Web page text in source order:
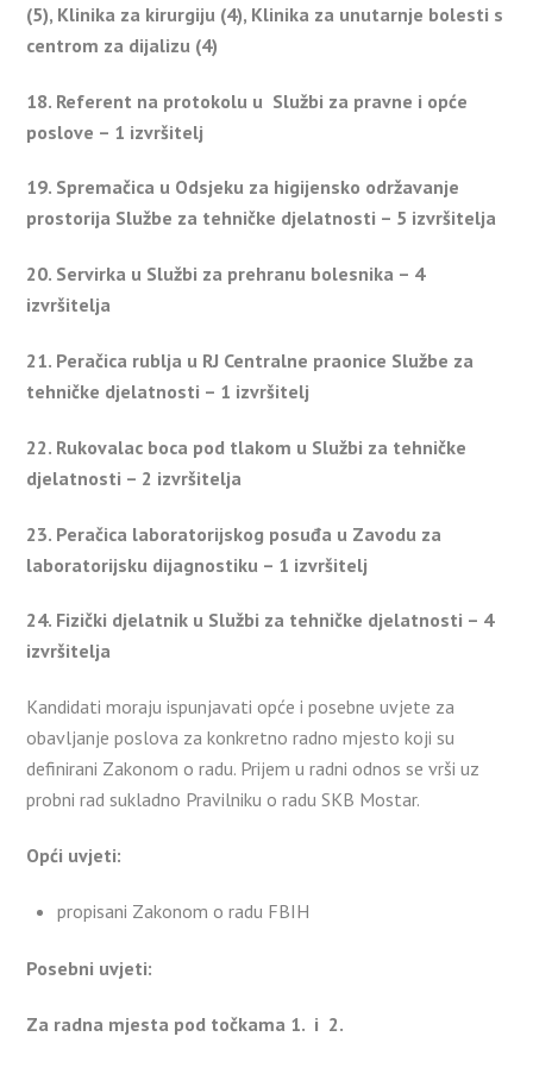
(5), Klinika za kirurgiju (4), Klinika za unutarnje bolesti s
centrom za dijalizu (4)
18. Referent na protokolu u Službi za pravne i opće
poslove – 1 izvršitelj
19. Spremačica u Odsjeku za higijensko održavanje
prostorija Službe za tehničke djelatnosti – 5 izvršitelja
20. Servirka u Službi za prehranu bolesnika – 4
izvršitelja
21. Peračica rublja u RJ Centralne praonice Službe za
tehničke djelatnosti – 1 izvršitelj
22. Rukovalac boca pod tlakom u Službi za tehničke
djelatnosti – 2 izvršitelja
23. Peračica laboratorijskog posuđa u Zavodu za
laboratorijsku dijagnostiku – 1 izvršitelj
24. Fizički djelatnik u Službi za tehničke djelatnosti – 4
izvršitelja
Kandidati moraju ispunjavati opće i posebne uvjete za
obavljanje poslova za konkretno radno mjesto koji su
definirani Zakonom o radu. Prijem u radni odnos se vrši uz
probni rad sukladno Pravilniku o radu SKB Mostar.
Opći uvjeti:
propisani Zakonom o radu FBIH
Posebni uvjeti:
Za radna mjesta pod točkama 1. i 2.